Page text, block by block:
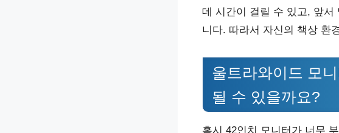
데 시간이 걸릴 수 있고, 앞서
니다. 따라서 자신의 책상 환
울트라와이드 모
될 수 있을까요?
혹시 42인치 모니터가 너무